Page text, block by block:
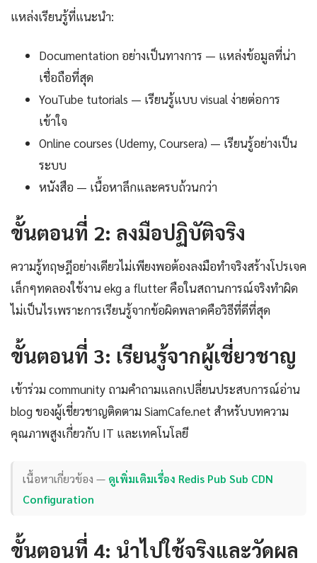
แหล่งเรียนรู้ที่แนะนำ:
Documentation อย่างเป็นทางการ — แหล่งข้อมูลที่น่า
เชื่อถือที่สุด
YouTube tutorials — เรียนรู้แบบ visual ง่ายต่อการ
เข้าใจ
Online courses (Udemy, Coursera) — เรียนรู้อย่างเป็น
ระบบ
หนังสือ — เนื้อหาลึกและครบถ้วนกว่า
ขั้นตอนที่ 2: ลงมือปฏิบัติจริง
ความรู้ทฤษฎีอย่างเดียวไม่เพียงพอต้องลงมือทำจริงสร้างโปรเจค
เล็กๆทดลองใช้งาน ekg a flutter คือในสถานการณ์จริงทำผิด
ไม่เป็นไรเพราะการเรียนรู้จากข้อผิดพลาดคือวิธีที่ดีที่สุด
ขั้นตอนที่ 3: เรียนรู้จากผู้เชี่ยวชาญ
เข้าร่วม community ถามคำถามแลกเปลี่ยนประสบการณ์อ่าน
blog ของผู้เชี่ยวชาญติดตาม SiamCafe.net สำหรับบทความ
คุณภาพสูงเกี่ยวกับ IT และเทคโนโลยี
เนื้อหาเกี่ยวข้อง — ดูเพิ่มเติมเรื่อง Redis Pub Sub CDN
Configuration
ขั้นตอนที่ 4: นำไปใช้จริงและวัดผล